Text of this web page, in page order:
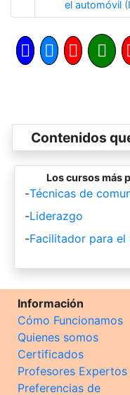
el automóvil
Contenidos
Los cursos más
-Técnicas de
-Liderazgo
-Facilitador para
Información
Cómo Funcionamos
Quienes somos
Certificados
Profesores Expertos
Preferencias de